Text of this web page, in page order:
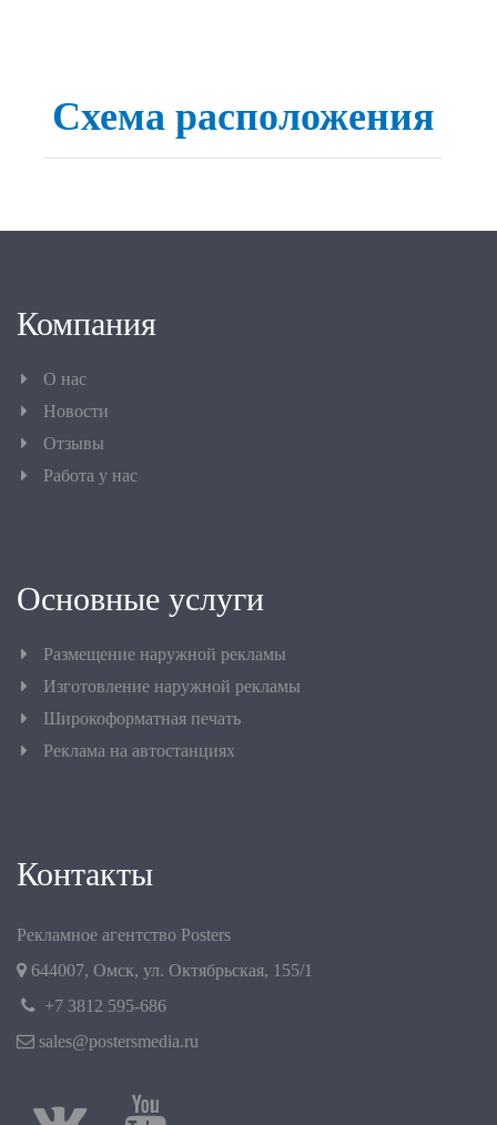
Схема расположения
Компания
О нас
Новости
Отзывы
Работа у нас
Основные услуги
Размещение наружной рекламы
Изготовление наружной рекламы
Широкоформатная печать
Реклама на автостанциях
Контакты
Рекламное агентство Posters
644007, Омск, ул. Октябрьская, 155/1
+7 3812 595-686
sales@postersmedia.ru